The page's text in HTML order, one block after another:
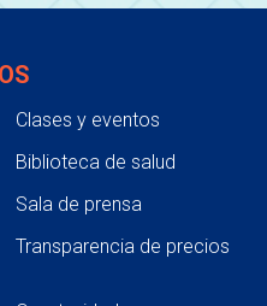
Clases y eventos
Biblioteca de salud
Sala de prensa
Transparencia de precios